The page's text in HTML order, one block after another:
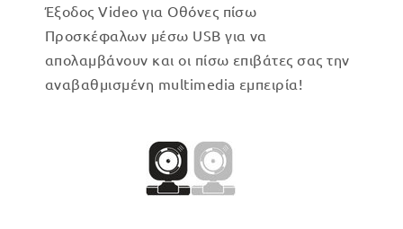
Έξοδος Video για Οθόνες πίσω
Προσκέφαλων μέσω USB για να
απολαμβάνουν και οι πίσω επιβάτες σας την
αναβαθμισμένη multimedia εμπειρία!